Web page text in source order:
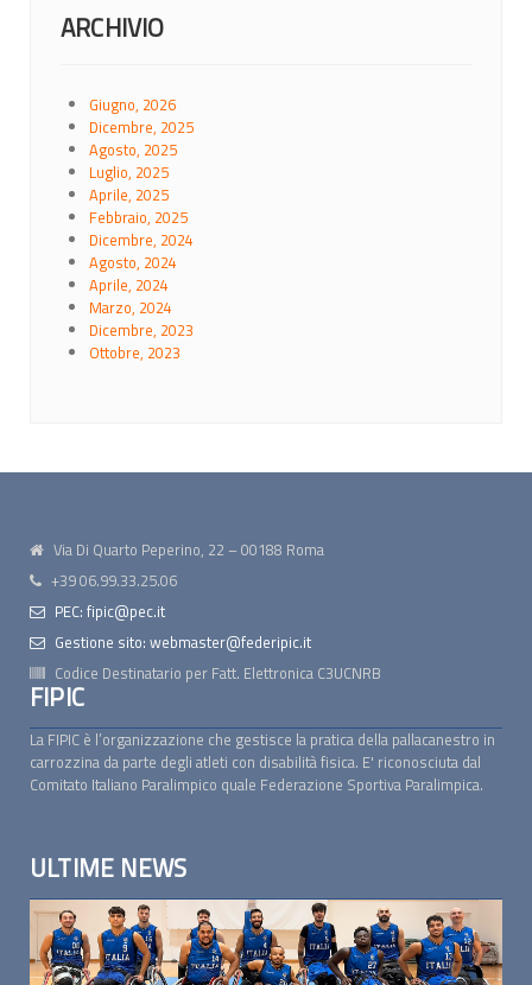
ARCHIVIO
Giugno, 2026
Dicembre, 2025
Agosto, 2025
Luglio, 2025
Aprile, 2025
Febbraio, 2025
Dicembre, 2024
Agosto, 2024
Aprile, 2024
Marzo, 2024
Dicembre, 2023
Ottobre, 2023
Via Di Quarto Peperino, 22 – 00188 Roma
+39 06.99.33.25.06
PEC: fipic@pec.it
Gestione sito: webmaster@federipic.it
Codice Destinatario per Fatt. Elettronica C3UCNRB
FIPIC
La FIPIC è l’organizzazione che gestisce la pratica della pallacanestro in
carrozzina da parte degli atleti con disabilità fisica. E' riconosciuta dal
Comitato Italiano Paralimpico quale Federazione Sportiva Paralimpica.
ULTIME NEWS